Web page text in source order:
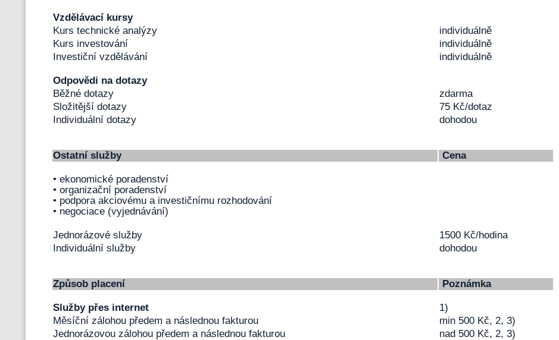
Vzdělávací kursy
Kurs technické analýzy
individuálně
Kurs investování
individuálně
Investiční vzdělávání
individuálně
Odpovědi na dotazy
Běžné dotazy
zdarma
Složitější dotazy
75 Kč/dotaz
Individuální dotazy
dohodou
Ostatní služby Cena
• ekonomické poradenství
• organizační poradenství
• podpora akciovému a investičnímu rozhodování
• negociace (vyjednávání)
Jednorázové služby
1500 Kč/hodina
Individuální služby
dohodou
Způsob placení Poznámka
Služby přes internet
1)
Měsíční zálohou předem a následnou fakturou
min 500 Kč, 2, 3)
Jednorázovou zálohou předem a následnou fakturou
nad 500 Kč, 2, 3)